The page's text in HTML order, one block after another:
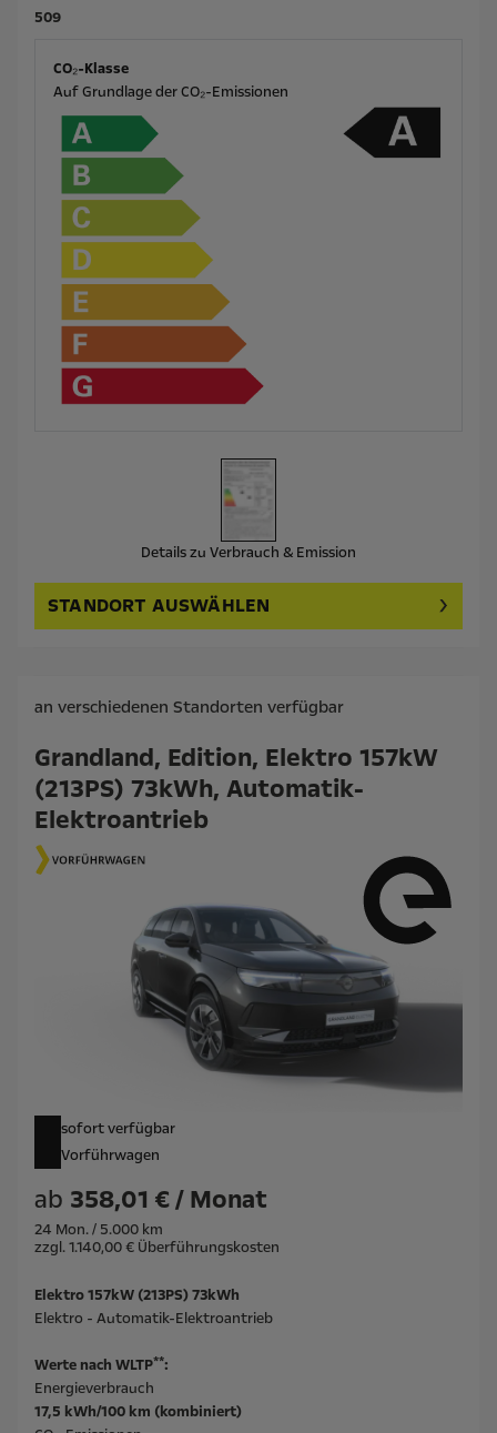
509
CO₂-Klasse
Auf Grundlage der CO₂-Emissionen
Details zu Verbrauch & Emission
STANDORT AUSWÄHLEN
Grandland, Edition, Elektro 157kW
(213PS) 73kWh, Automatik-
Elektroantrieb
sofort verfügbar
Vorführwagen
ab 358,01 € / Monat
24 Mon. / 5.000 km
zzgl. 1.140,00 € Überführungskosten
an verschiedenen Standorten verfügbar
Elektro 157kW (213PS) 73kWh
Elektro - Automatik-Elektroantrieb
Werte nach WLTP**:
Energieverbrauch
17,5 kWh/100 km (kombiniert)